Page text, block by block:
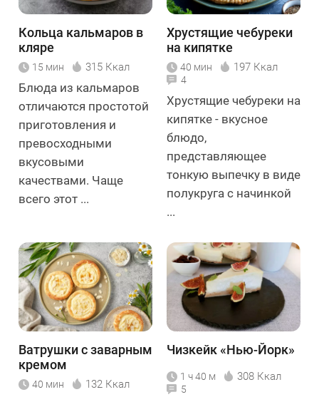
Кольца кальмаров в
кляре
15 мин 315 Ккал
Блюда из кальмаров
отличаются простотой
приготовления и
превосходными
вкусовыми
качествами. Чаще
всего этот ...
Хрустящие чебуреки
на кипятке
40 мин 197 Ккал
4
Хрустящие чебуреки на
кипятке - вкусное
блюдо,
представляющее
тонкую выпечку в виде
полукруга с начинкой
...
Ватрушки с заварным
кремом
40 мин 132 Ккал
Чизкейк «Нью-Йорк»
1 ч 40 м 308 Ккал
5